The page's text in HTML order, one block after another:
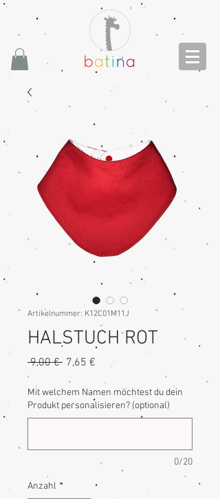
Artikelnummer: K12C01M11J
HALSTUCH ROT
9,00 € Standardpreis
7,65 € Sale-
Mit welchem Namen möchtest du dein
Produkt personalisieren? (optional)
0/20
Anzahl *